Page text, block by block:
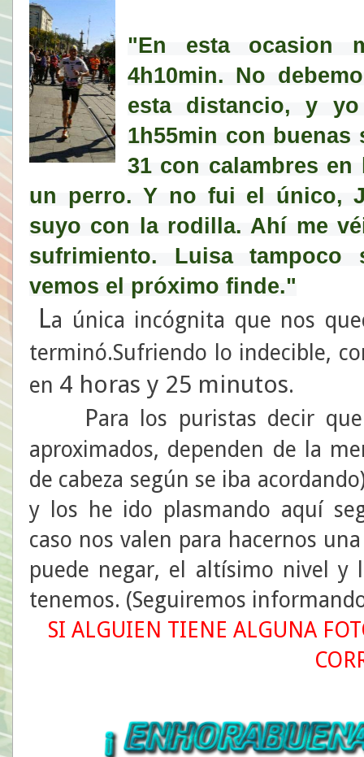
"En esta ocasion
4h10min. No
esta distancio, y
1h55min con
31 con calambres
un perro. Y no fui el único,
suyo con la rodilla. Ahí me
sufrimiento. Luisa
vemos el próximo finde."
La única incógnita que nos
terminó.Sufriendo lo indecible,
en 4 horas y 25 minutos.
Para los puristas decir
aproximados, dependen de la
de cabeza según se iba
y los he ido plasmando aquí
caso nos valen para hacernos
puede negar, el altísimo nivel y
tenemos. (Seguiremos
SI ALGUIEN TIENE ALGUNA